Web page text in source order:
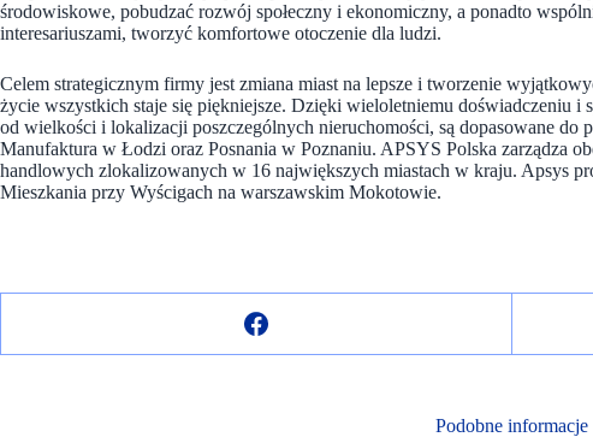
środowiskowe, pobudzać rozwój społeczny i ekonomiczny, a ponadto
interesariuszami, tworzyć komfortowe otoczenie dla ludzi.
Celem strategicznym firmy jest zmiana miast na lepsze i tworzenie
życie wszystkich staje się piękniejsze. Dzięki wieloletniemu doświadczeniu i
od wielkości i lokalizacji poszczególnych nieruchomości, są dopasowane
Manufaktura w Łodzi oraz Posnania w Poznaniu. APSYS Polska zarządza
handlowych zlokalizowanych w 16 największych miastach w kraju. Apsys
Mieszkania przy Wyścigach na warszawskim Mokotowie.
Podobne informacje